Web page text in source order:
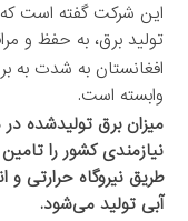
این شرکت گفته است که
تولید برق، به حفظ و
افغانستان به شدت به
وابسته است.
نیازمندی کشور را
طریق نیروگاه حرارتی و
آبی تولید می‌شود.